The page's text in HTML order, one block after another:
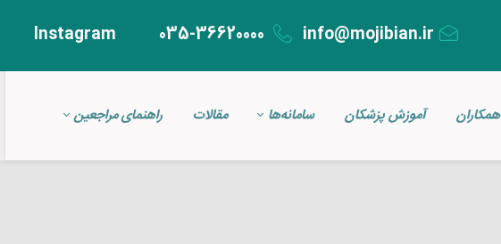
info@mojibian.ir
Instagram
همکاران آموزش پزشکان سامانه‌ها مقالات راهنمای مراجعین